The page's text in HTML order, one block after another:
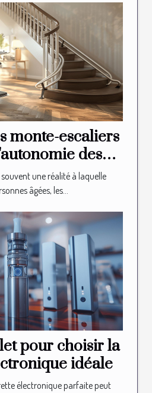
monte-escaliers
des
une réalité à laquelle
âgées, les...
pour choisir la
idéale
électronique parfaite peut